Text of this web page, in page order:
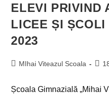
ELEVI PRIVIND
LICEE ȘI
2023
MIhai Viteazul Scoala
Școala Gimnazială „Mihai